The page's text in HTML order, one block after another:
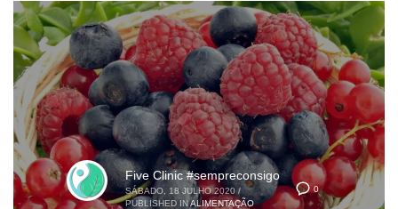
0
Five Clinic #sempreconsigo
SÁBADO, 18 JULHO 2020 /
PUBLISHED INALIMENTAÇÃO